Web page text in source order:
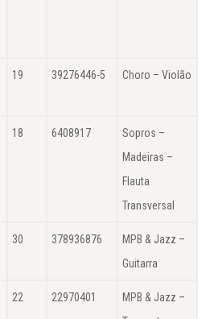
19 39276446-5 Choro – Violão
18 6408917
Sopros –
Madeiras –
Flauta
Transversal
30 378936876
MPB & Jazz –
Guitarra
22 22970401
MPB & Jazz –